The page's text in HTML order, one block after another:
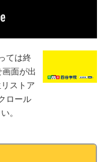
ては終
面が出
ストア
ロール
。